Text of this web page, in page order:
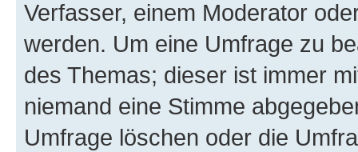
Verfasser, einem Moderator
werden. Um eine Umfrage zu
des Themas; dieser ist immer
niemand eine Stimme
Umfrage löschen oder die